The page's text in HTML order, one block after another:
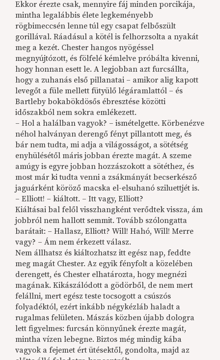
Ekkor érezte csak, mennyire fáj minden porcikája,
mintha legalábbis élete legkeményebb
rögbimeccsén lenne túl egy csapat felbőszült
gorillával. Ráadásul a kötél is felhorzsolta a nyakát
meg a kezét. Chester hangos nyögéssel
megnyújtózott, és fölfelé kémlelve próbálta kivenni,
hogy honnan esett le. A legjobban azt furcsállta,
hogy a zuhanás első pillanatai – amikor alig kapott
levegőt a füle mellett fütyülő légáramlattól – és
Bartleby bokabökdösős ébresztése közötti
időszakból nem sokra emlékezett.
– Hol a halálban vagyok? – ismételgette. Körbenézve
néhol halványan derengő fényt pillantott meg, és
bár nem tudta, mi adja a világosságot, a sötétség
enyhülésétől máris jobban érezte magát. A szeme
amúgy is egyre jobban hozzászokott a sötéthez, és
most már ki tudta venni a zsákmányát becserkésző
jaguárként köröző macska el-elsuhanó sziluettjét is.
– Elliott! – kiáltott. – Itt vagy, Elliott?
Kiáltásai bal felől visszhangként verődtek vissza, ám
jobbról nem hallott semmit. Tovább szólongatta
barátait: – Hallasz, Elliott? Will! Hahó, Will! Merre
vagy? – Ám nem érkezett válasz.
Nem állhatsz és kiáltozhatsz itt egész nap, feddte
meg magát Chester. Az egyik fényfolt a közelében
derengett, és Chester elhatározta, hogy megnézi
magának. Kikászálódott a gödörből, de nem mert
felállni, mert egész teste tocsogott a csúszós
folyadéktól, ezért inkább négykézláb haladt a
rugalmas felületen. Mászás közben újabb dologra
lett figyelmes: furcsán könnyűnek érezte magát,
mintha vízen lebegne. Biztos még mindig kába
vagyok a fejemet ért ütésektől, gondolta, majd az